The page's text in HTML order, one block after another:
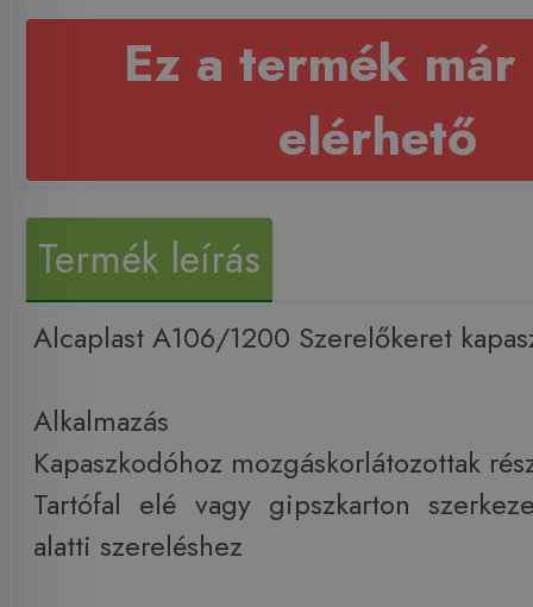
Ez a termék már
elérhető
Termék leírás
Alcaplast A106/1200 Szerelőkeret
Alkalmazás
Kapaszkodóhoz mozgáskorlátozottak
Tartófal elé vagy gipszkarton
alatti szereléshez